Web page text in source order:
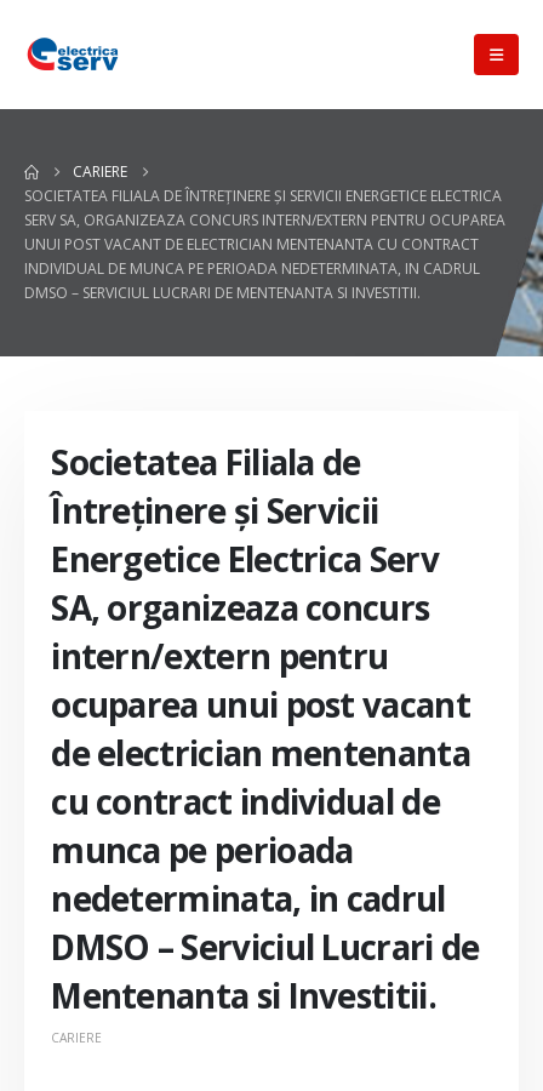
CARIERE
SOCIETATEA FILIALA DE ÎNTREŢINERE ŞI SERVICII ENERGETICE ELECTRICA
SERV SA, ORGANIZEAZA CONCURS INTERN/EXTERN PENTRU OCUPAREA
UNUI POST VACANT DE ELECTRICIAN MENTENANTA CU CONTRACT
INDIVIDUAL DE MUNCA PE PERIOADA NEDETERMINATA, IN CADRUL
DMSO – SERVICIUL LUCRARI DE MENTENANTA SI INVESTITII.
Societatea Filiala de
Întreţinere şi Servicii
Energetice Electrica Serv
SA, organizeaza concurs
intern/extern pentru
ocuparea unui post vacant
de electrician mentenanta
cu contract individual de
munca pe perioada
nedeterminata, in cadrul
DMSO – Serviciul Lucrari de
Mentenanta si Investitii.
CARIERE